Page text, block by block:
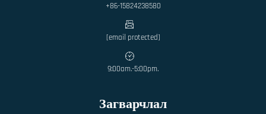
+86-15824238580
[email protected]
9:00am.-5:00pm.
Загварчлал